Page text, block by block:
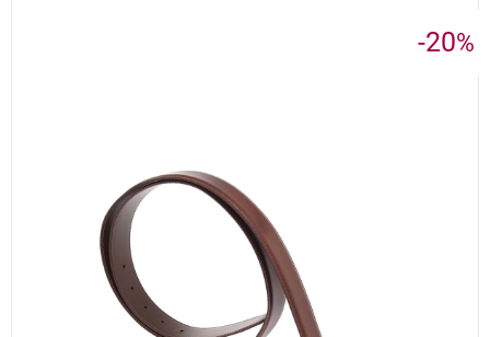
-20%